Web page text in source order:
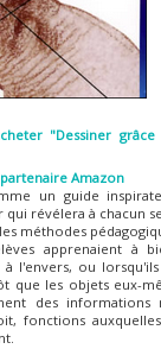
"Dessiner
Amazon
un guide
révélera à chacun
méthodes
apprenaient à
l'envers, ou
que les objets eux-
des informations
fonctions